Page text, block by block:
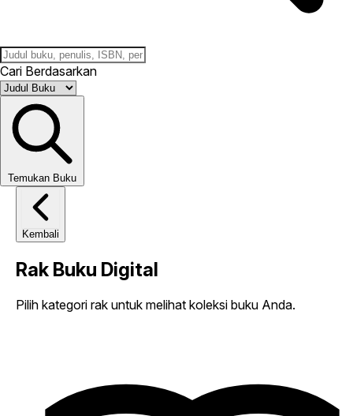
Cari Berdasarkan
Temukan Buku
Kembali
Rak Buku Digital
Pilih kategori rak untuk melihat koleksi buku Anda.